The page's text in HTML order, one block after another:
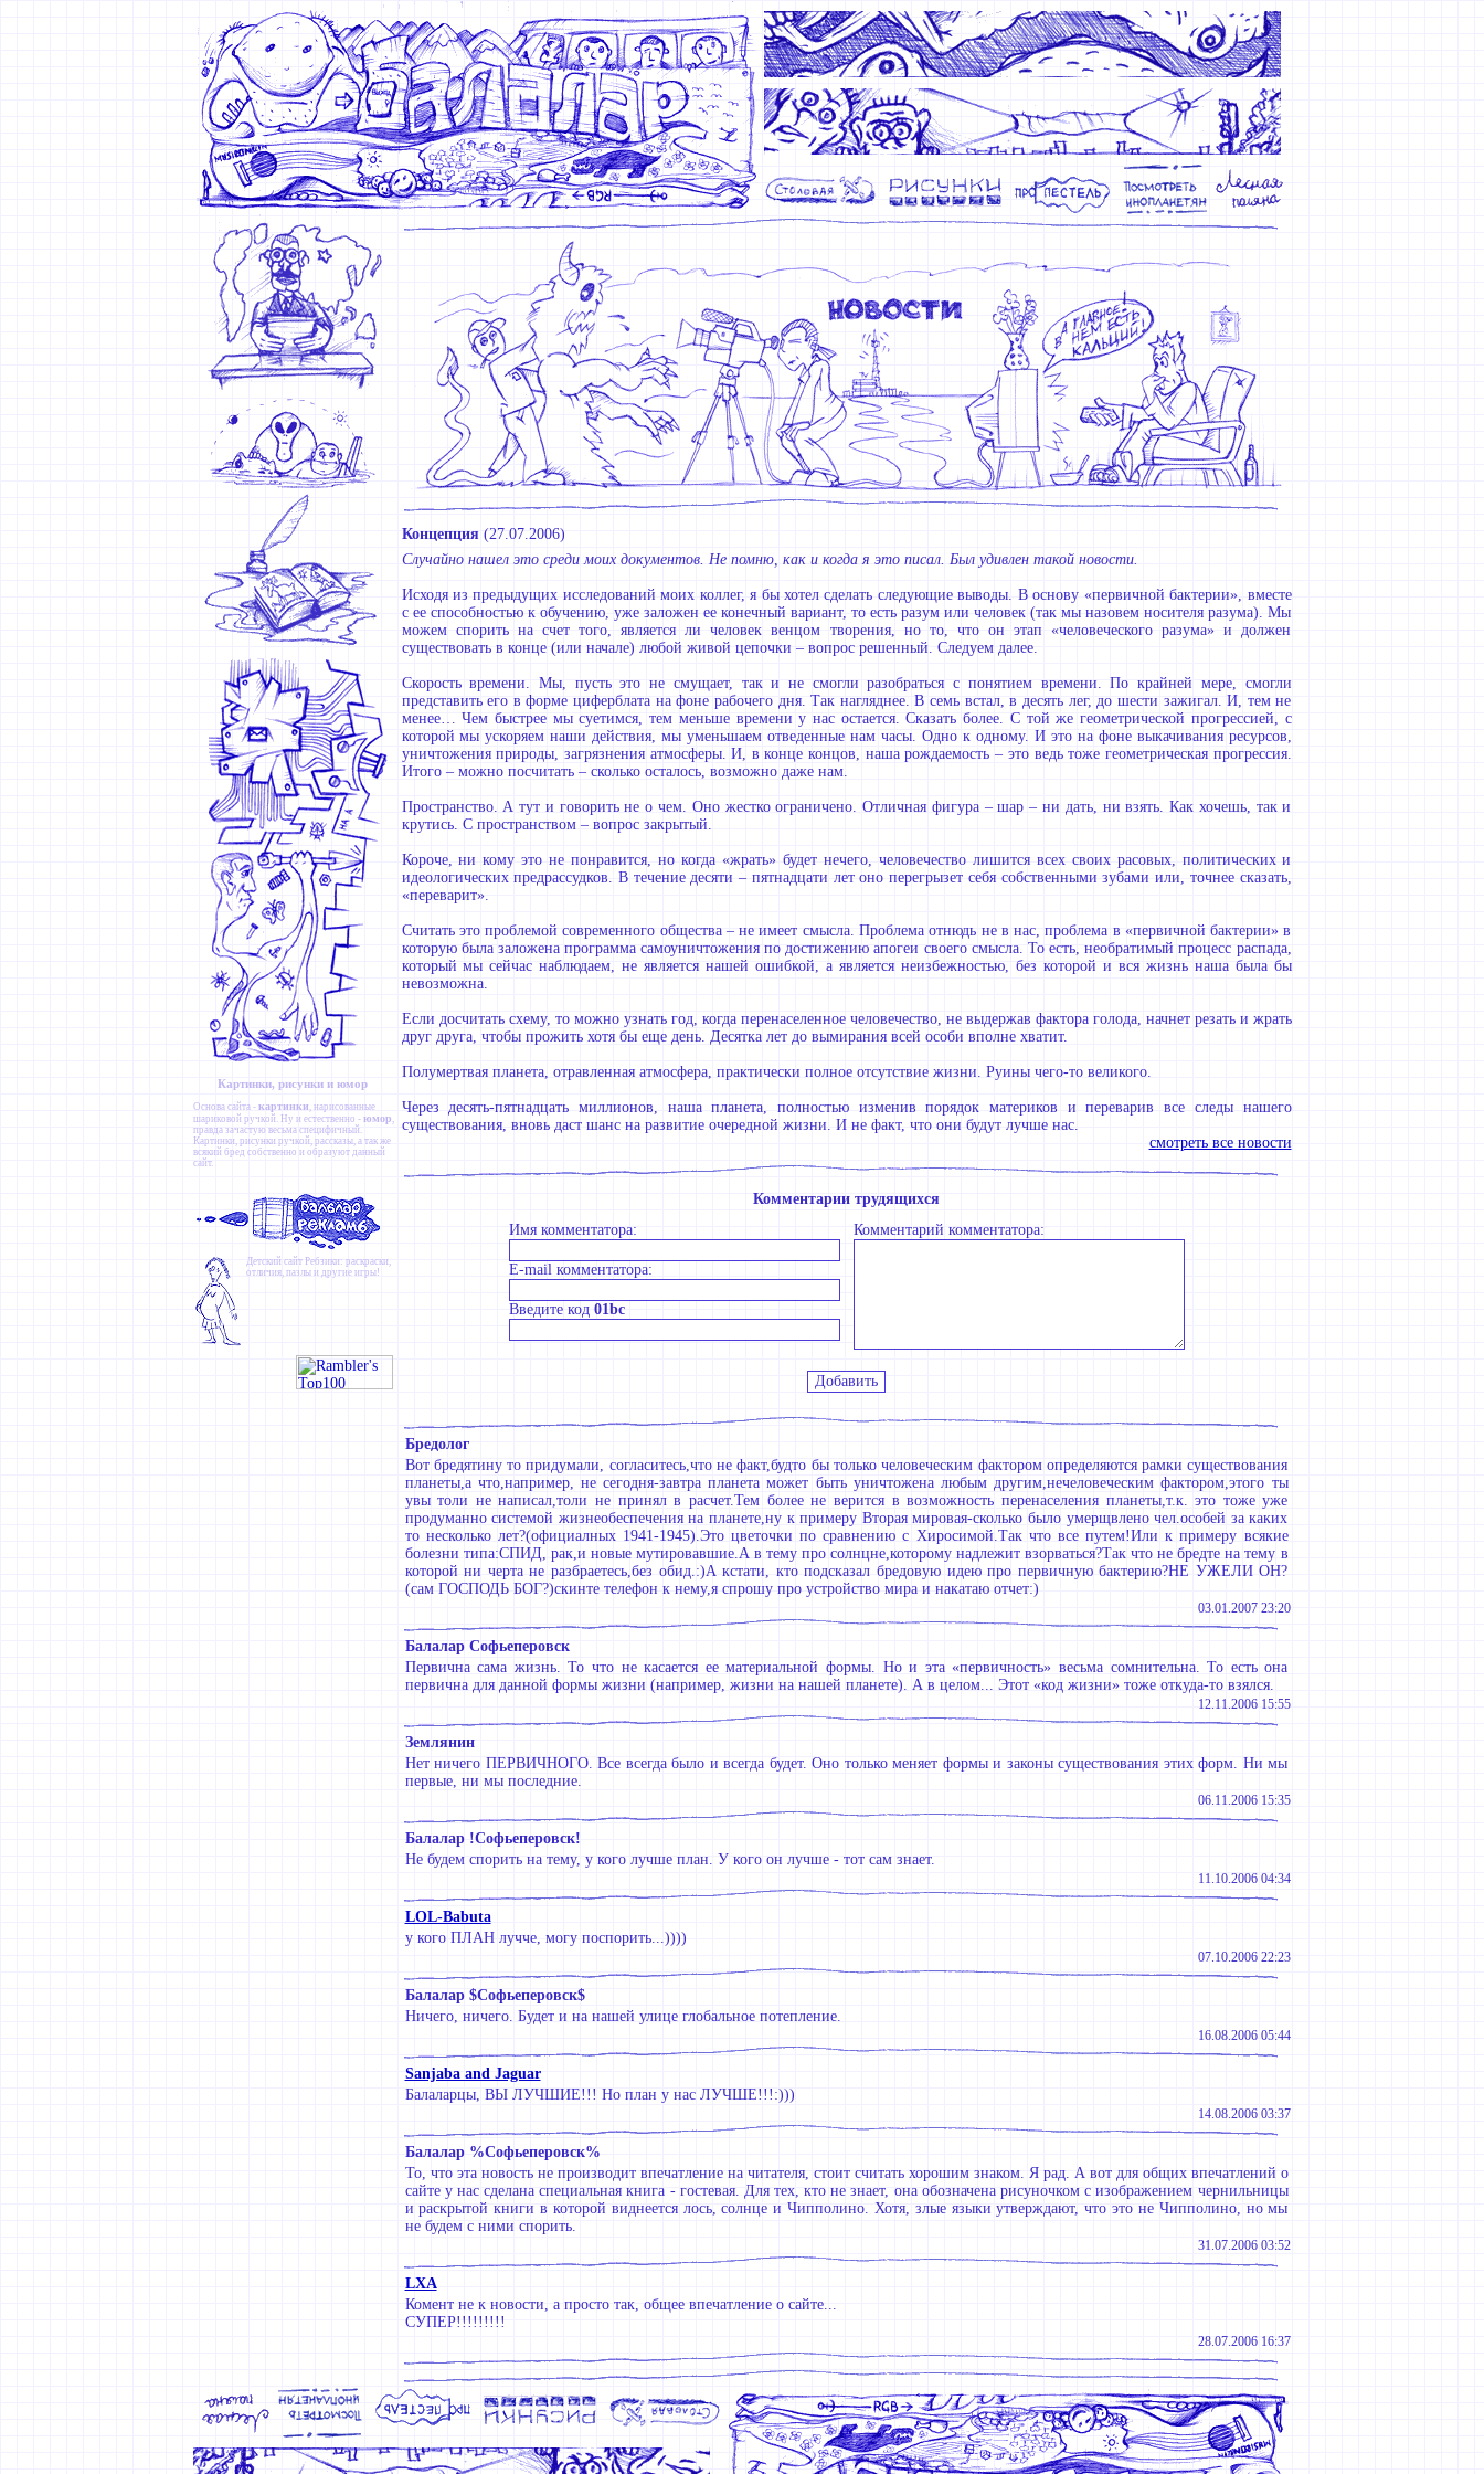
Картинки, рисунки и юмор
Основа сайта - картинки, нарисованные
шариковой ручкой. Ну и естественно - юмор,
правда зачастую весьма специфичный.
Картинки, рисунки ручкой, рассказы, а так же
всякий бред собственно и образуют данный
сайт.
Детский сайт Ребзики: раскраски,
отличия, пазлы и другие игры!
Концепция (27.07.2006)
Случайно нашел это среди моих документов. Не помню, как и когда я это писал. Был удивлен такой новости.
Исходя из предыдущих исследований моих коллег, я бы хотел сделать следующие выводы. В основу «первичной бактерии», вместе
с ее способностью к обучению, уже заложен ее конечный вариант, то есть разум или человек (так мы назовем носителя разума). Мы
можем спорить на счет того, является ли человек венцом творения, но то, что он этап «человеческого разума» и должен
существовать в конце (или начале) любой живой цепочки – вопрос решенный. Следуем далее.
Скорость времени. Мы, пусть это не смущает, так и не смогли разобраться с понятием времени. По крайней мере, смогли
представить его в форме циферблата на фоне рабочего дня. Так нагляднее. В семь встал, в десять лег, до шести зажигал. И, тем не
менее… Чем быстрее мы суетимся, тем меньше времени у нас остается. Сказать более. С той же геометрической прогрессией, с
которой мы ускоряем наши действия, мы уменьшаем отведенные нам часы. Одно к одному. И это на фоне выкачивания ресурсов,
уничтожения природы, загрязнения атмосферы. И, в конце концов, наша рождаемость – это ведь тоже геометрическая прогрессия.
Итого – можно посчитать – сколько осталось, возможно даже нам.
Пространство. А тут и говорить не о чем. Оно жестко ограничено. Отличная фигура – шар – ни дать, ни взять. Как хочешь, так и
крутись. С пространством – вопрос закрытый.
Короче, ни кому это не понравится, но когда «жрать» будет нечего, человечество лишится всех своих расовых, политических и
идеологических предрассудков. В течение десяти – пятнадцати лет оно перегрызет себя собственными зубами или, точнее сказать,
«переварит».
Считать это проблемой современного общества – не имеет смысла. Проблема отнюдь не в нас, проблема в «первичной бактерии» в
которую была заложена программа самоуничтожения по достижению апогеи своего смысла. То есть, необратимый процесс распада,
который мы сейчас наблюдаем, не является нашей ошибкой, а является неизбежностью, без которой и вся жизнь наша была бы
невозможна.
Если досчитать схему, то можно узнать год, когда перенаселенное человечество, не выдержав фактора голода, начнет резать и жрать
друг друга, чтобы прожить хотя бы еще день. Десятка лет до вымирания всей особи вполне хватит.
Полумертвая планета, отравленная атмосфера, практически полное отсутствие жизни. Руины чего-то великого.
Через десять-пятнадцать миллионов, наша планета, полностью изменив порядок материков и переварив все следы нашего
существования, вновь даст шанс на развитие очередной жизни. И не факт, что они будут лучше нас.
смотреть все новости
Комментарии трудящихся
Имя комментатора:
E-mail комментатора:
Введите код 01bc
Комментарий комментатора:
Бредолог
Вот бредятину то придумали, согласитесь,что не факт,будто бы только человеческим фактором определяются рамки существования
планеты,а что,например, не сегодня-завтра планета может быть уничтожена любым другим,нечеловеческим фактором,этого ты
увы толи не написал,толи не принял в расчет.Тем более не верится в возможность перенаселения планеты,т.к. это тоже уже
продуманно системой жизнеобеспечения на планете,ну к примеру Вторая мировая-сколько было умерщвлено чел.особей за каких
то несколько лет?(официалных 1941-1945).Это цветочки по сравнению с Хиросимой.Так что все путем!Или к примеру всякие
болезни типа:СПИД, рак,и новые мутировавшие.А в тему про солнцне,которому надлежит взорваться?Так что не бредте на тему в
которой ни черта не разбраетесь,без обид.:)А кстати, кто подсказал бредовую идею про первичную бактерию?НЕ УЖЕЛИ ОН?
(сам ГОСПОДЬ БОГ?)скинте телефон к нему,я спрошу про устройство мира и накатаю отчет:)
03.01.2007 23:20
Балалар Софьеперовск
Первична сама жизнь. То что не касается ее материальной формы. Но и эта «первичность» весьма сомнительна. То есть она
первична для данной формы жизни (например, жизни на нашей планете). А в целом... Этот «код жизни» тоже откуда-то взялся.
12.11.2006 15:55
Землянин
Нет ничего ПЕРВИЧНОГО. Все всегда было и всегда будет. Оно только меняет формы и законы существования этих форм. Ни мы
первые, ни мы последние.
06.11.2006 15:35
Балалар !Софьеперовск!
Не будем спорить на тему, у кого лучше план. У кого он лучше - тот сам знает.
11.10.2006 04:34
LOL-Babuta
у кого ПЛАН лучче, могу поспорить...))))
07.10.2006 22:23
Балалар $Софьеперовск$
Ничего, ничего. Будет и на нашей улице глобальное потепление.
16.08.2006 05:44
Sanjaba and Jaguar
Балаларцы, ВЫ ЛУЧШИЕ!!! Но план у нас ЛУЧШЕ!!!:)))
14.08.2006 03:37
Балалар %Софьеперовск%
То, что эта новость не производит впечатление на читателя, стоит считать хорошим знаком. Я рад. А вот для общих впечатлений о
сайте у нас сделана специальная книга - гостевая. Для тех, кто не знает, она обозначена рисуночком с изображением чернильницы
и раскрытой книги в которой виднеется лось, солнце и Чипполино. Хотя, злые языки утверждают, что это не Чипполино, но мы
не будем с ними спорить.
31.07.2006 03:52
LXA
Комент не к новости, а просто так, общее впечатление о сайте...
СУПЕР!!!!!!!!!
28.07.2006 16:37